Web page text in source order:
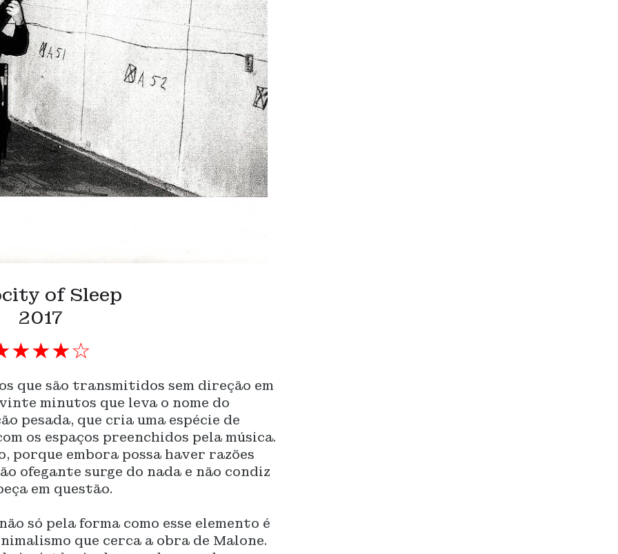
of Sleep
2017
que são transmitidos sem direção em
minutos que leva o nome do
pesada, que cria uma espécie de
os espaços preenchidos pela música.
porque embora possa haver razões
ofegante surge do nada e não condiz
em questão.
só pela forma como esse elemento é
que cerca a obra de Malone.